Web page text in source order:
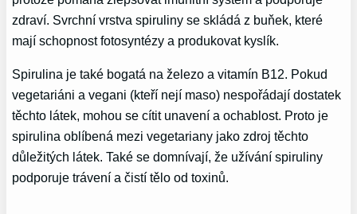
zdraví. Svrchní vrstva spiruliny se skládá z buňek, které
mají schopnost fotosyntézy a produkovat kyslík.
Spirulina je také bogatá na železo a vitamín B12. Pokud
vegetariáni a vegani (kteří nejí maso) nespořádají dostatek
těchto látek, mohou se cítit unavení a ochablost. Proto je
spirulina oblíbená mezi vegetariany jako zdroj těchto
důležitých látek. Také se domnívají, že užívání spiruliny
podporuje trávení a čistí tělo od toxinů.